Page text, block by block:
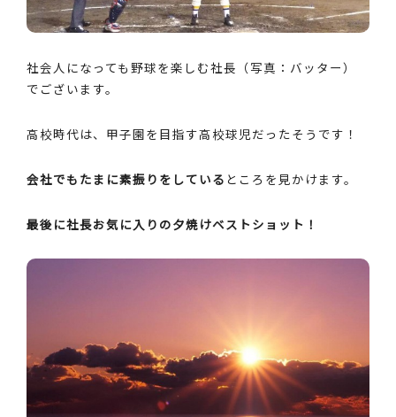
社会人になっても野球を楽しむ社長（写真：バッター）
でございます。
高校時代は、甲子園を目指す高校球児だったそうです！
会社でもたまに素振りをしている ところを見かけます。
最後に社長お気に入りの夕焼けベストショット！